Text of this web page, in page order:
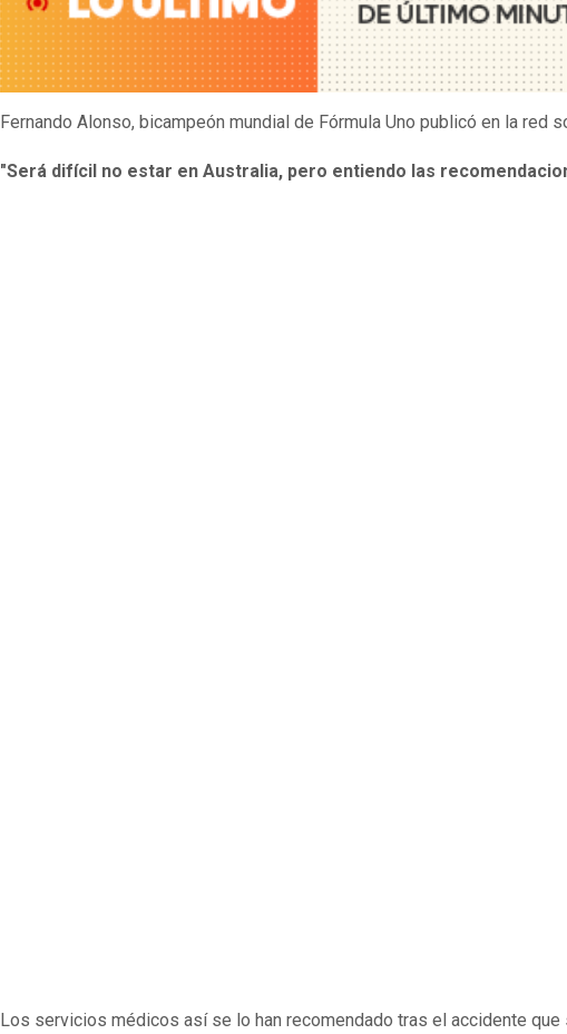
Fernando Alonso, bicampeón mundial de Fórmula Uno publicó en la red
"Será difícil no estar en Australia, pero entiendo las
Los servicios médicos así se lo han recomendado tras el accidente que